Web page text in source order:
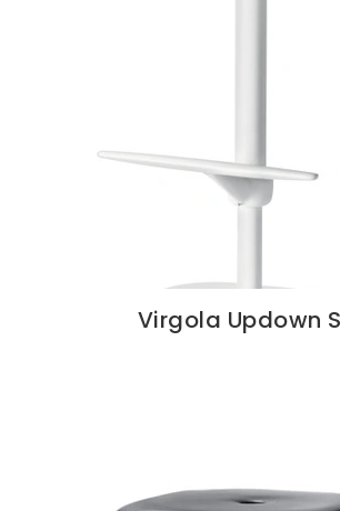
Virgola Updown